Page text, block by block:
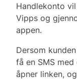
Handlekonto
Vipps og
appen.
Dersom
få en SMS
åpner linken,